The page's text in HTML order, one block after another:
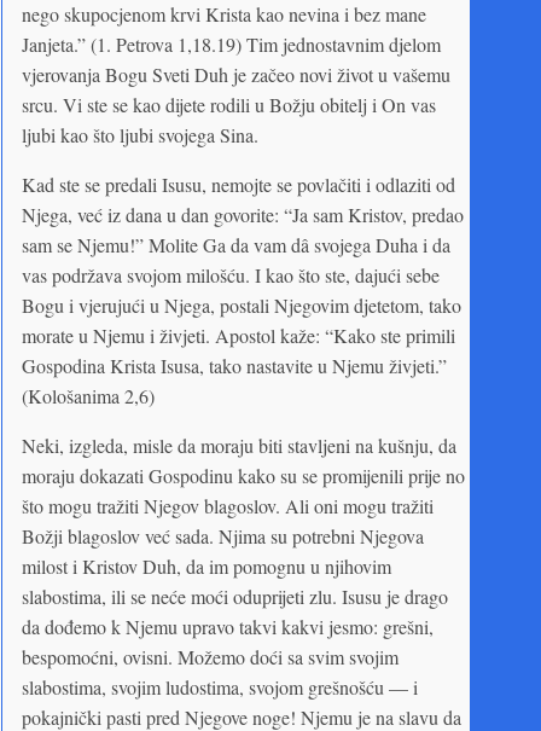
nego skupocjenom krvi Krista kao nevina i bez mane
Janjeta.” (1. Petrova 1,18.19) Tim jednostavnim djelom
vjerovanja Bogu Sveti Duh je začeo novi život u vašemu
srcu. Vi ste se kao dijete rodili u Božju obitelj i On vas
ljubi kao što ljubi svojega Sina.
Kad ste se predali Isusu, nemojte se povlačiti i odlaziti od
Njega, već iz dana u dan govorite: “Ja sam Kristov, predao
sam se Njemu!” Molite Ga da vam dâ svojega Duha i da
vas podržava svojom milošću. I kao što ste, dajući sebe
Bogu i vjerujući u Njega, postali Njegovim djetetom, tako
morate u Njemu i živjeti. Apostol kaže: “Kako ste primili
Gospodina Krista Isusa, tako nastavite u Njemu živjeti.”
(Kološanima 2,6)
Neki, izgleda, misle da moraju biti stavljeni na kušnju, da
moraju dokazati Gospodinu kako su se promijenili prije no
što mogu tražiti Njegov blagoslov. Ali oni mogu tražiti
Božji blagoslov već sada. Njima su potrebni Njegova
milost i Kristov Duh, da im pomognu u njihovim
slabostima, ili se neće moći oduprijeti zlu. Isusu je drago
da dođemo k Njemu upravo takvi kakvi jesmo: grešni,
bespomoćni, ovisni. Možemo doći sa svim svojim
slabostima, svojim ludostima, svojom grešnošću — i
pokajnički pasti pred Njegove noge! Njemu je na slavu da